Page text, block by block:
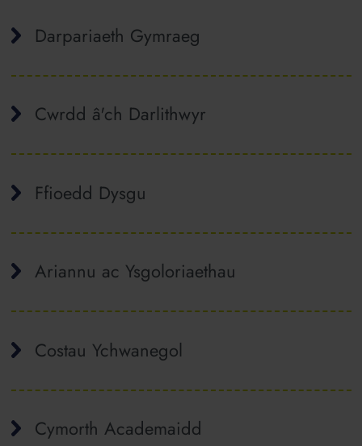
Darpariaeth Gymraeg
Cwrdd â'ch Darlithwyr
Ffioedd Dysgu
Ariannu ac Ysgoloriaethau
Costau Ychwanegol
Cymorth Academaidd